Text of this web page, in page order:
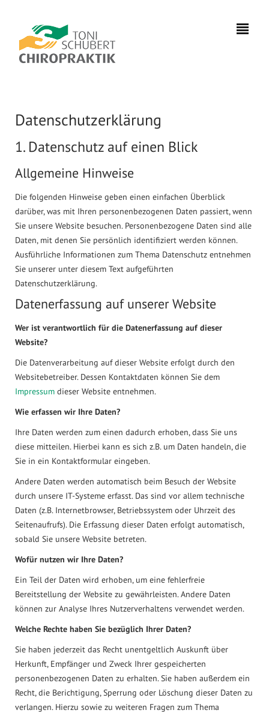
0391
7333981
info@chiropraktik-
magdeburg.de
Datenschutzerklärung
1. Datenschutz auf einen Blick
Allgemeine Hinweise
Die folgenden Hinweise geben einen einfachen Überblick
darüber, was mit Ihren personenbezogenen Daten passiert, wenn
Sie unsere Website besuchen. Personenbezogene Daten sind alle
Daten, mit denen Sie persönlich identifiziert werden können.
Ausführliche Informationen zum Thema Datenschutz entnehmen
Sie unserer unter diesem Text aufgeführten
Datenschutzerklärung.
Datenerfassung auf unserer Website
Wer ist verantwortlich für die Datenerfassung auf dieser
Website?
Die Datenverarbeitung auf dieser Website erfolgt durch den
Websitebetreiber. Dessen Kontaktdaten können Sie dem
Impressum dieser Website entnehmen.
Wie erfassen wir Ihre Daten?
Ihre Daten werden zum einen dadurch erhoben, dass Sie uns
diese mitteilen. Hierbei kann es sich z.B. um Daten handeln, die
Sie in ein Kontaktformular eingeben.
Andere Daten werden automatisch beim Besuch der Website
durch unsere IT-Systeme erfasst. Das sind vor allem technische
Daten (z.B. Internetbrowser, Betriebssystem oder Uhrzeit des
Seitenaufrufs). Die Erfassung dieser Daten erfolgt automatisch,
sobald Sie unsere Website betreten.
Wofür nutzen wir Ihre Daten?
Ein Teil der Daten wird erhoben, um eine fehlerfreie
Bereitstellung der Website zu gewährleisten. Andere Daten
können zur Analyse Ihres Nutzerverhaltens verwendet werden.
Welche Rechte haben Sie bezüglich Ihrer Daten?
Sie haben jederzeit das Recht unentgeltlich Auskunft über
Herkunft, Empfänger und Zweck Ihrer gespeicherten
personenbezogenen Daten zu erhalten. Sie haben außerdem ein
Recht, die Berichtigung, Sperrung oder Löschung dieser Daten zu
verlangen. Hierzu sowie zu weiteren Fragen zum Thema